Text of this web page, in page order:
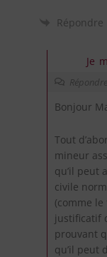
Répondre
Je
Bonjour
Tout
mineur
qu’il peut
civile
(comme
justificatif
prouvant
qu’il peut